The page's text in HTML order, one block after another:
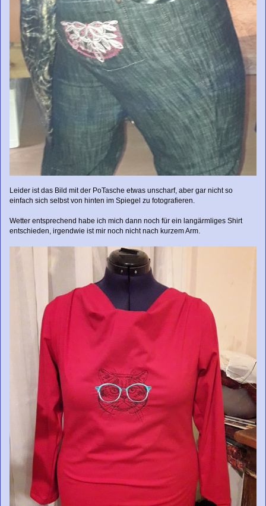
Leider ist das Bild mit der PoTasche etwas unscharf, aber gar nicht so
einfach sich selbst von hinten im Spiegel zu fotografieren.
Wetter entsprechend habe ich mich dann noch für ein langärmliges Shirt
entschieden, irgendwie ist mir noch nicht nach kurzem Arm.